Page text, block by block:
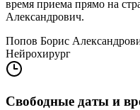
время приема прямо на
Александрович.
Попов Борис
Нейрохирург
Свободные даты и